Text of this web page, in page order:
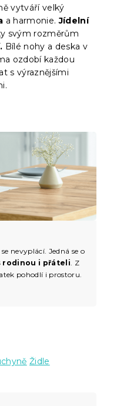
vytváří velký
a harmonie.Jídelní
svým rozměrům
Bílé nohy a deska v
ozdobí každou
s výraznějšími
nevyplácí. Jedná se o
rodinou i přáteli . Z
pohodlí i prostoru.
Židle